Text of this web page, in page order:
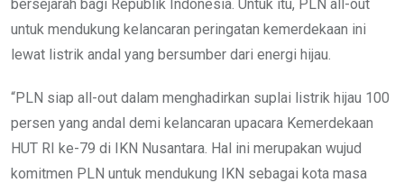
bersejarah bagi Republik Indonesia. Untuk itu, PLN all-out
untuk mendukung kelancaran peringatan kemerdekaan ini
lewat listrik andal yang bersumber dari energi hijau.
“PLN siap all-out dalam menghadirkan suplai listrik hijau 100
persen yang andal demi kelancaran upacara Kemerdekaan
HUT RI ke-79 di IKN Nusantara. Hal ini merupakan wujud
komitmen PLN untuk mendukung IKN sebagai kota masa